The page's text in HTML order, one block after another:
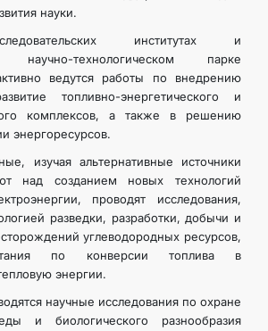
науки.
институтах и
научно-технологическом парке
ведутся работы по внедрению
топливно-энергетического и
комплексов, а также в решению
энергоресурсов.
изучая альтернативные источники
над созданием новых технологий
проводят исследования,
разведки, разработки, добычи и
углеводородных ресурсов,
по конверсии топлива в
энергии.
научные исследования по охране
и биологического разнообразия